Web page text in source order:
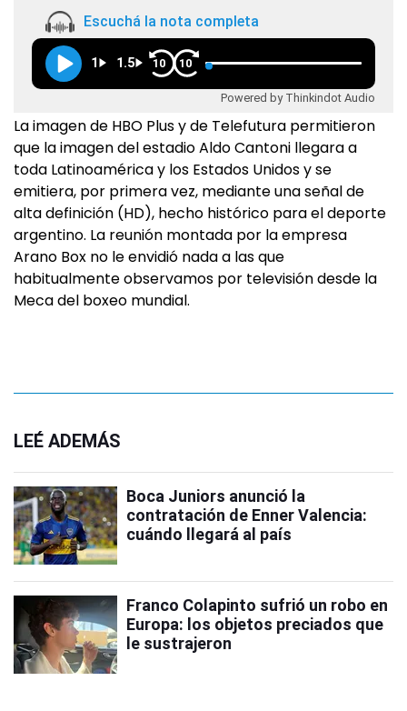
Escuchá la nota completa
1 1.5 10 10
Powered by Thinkindot Audio
La imagen de HBO Plus y de Telefutura permitieron
que la imagen del estadio Aldo Cantoni llegara a
toda Latinoamérica y los Estados Unidos y se
emitiera, por primera vez, mediante una señal de
alta definición (HD), hecho histórico para el deporte
argentino. La reunión montada por la empresa
Arano Box no le envidió nada a las que
habitualmente observamos por televisión desde la
Meca del boxeo mundial.
LEÉ ADEMÁS
Boca Juniors anunció la
contratación de Enner Valencia:
cuándo llegará al país
Franco Colapinto sufrió un robo en
Europa: los objetos preciados que
le sustrajeron